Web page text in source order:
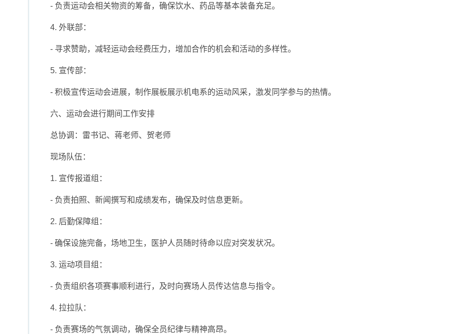
- 负责运动会相关物资的筹备，确保饮水、药品等基本装备充足。
4. 外联部：
- 寻求赞助，减轻运动会经费压力，增加合作的机会和活动的多样性。
5. 宣传部：
- 积极宣传运动会进展，制作展板展示机电系的运动风采，激发同学参与的热情。
六、运动会进行期间工作安排
总协调：雷书记、蒋老师、贺老师
现场队伍：
1. 宣传报道组：
- 负责拍照、新闻撰写和成绩发布，确保及时信息更新。
2. 后勤保障组：
- 确保设施完备，场地卫生，医护人员随时待命以应对突发状况。
3. 运动项目组：
- 负责组织各项赛事顺利进行，及时向赛场人员传达信息与指令。
4. 拉拉队：
- 负责赛场的气氛调动，确保全员纪律与精神高昂。